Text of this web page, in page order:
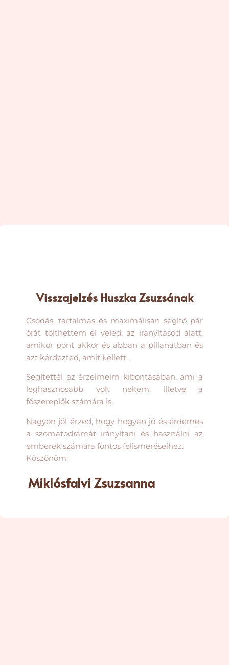
Visszajelzés Huszka Zsuzsának
Csodás, tartalmas és maximálisan segítő pár
órát tölthettem el veled, az irányításod alatt,
amikor pont akkor és abban a pillanatban és
azt kérdezted, amit kellett.
Segítettél az érzelmeim kibontásában, ami a
leghasznosabb volt nekem, illetve a
főszereplők számára is.
Nagyon jól érzed, hogy hogyan jó és érdemes
a szomatodrámát irányítani és használni az
emberek számára fontos felismeréseihez.
Köszönöm:
Miklósfalvi Zsuzsanna